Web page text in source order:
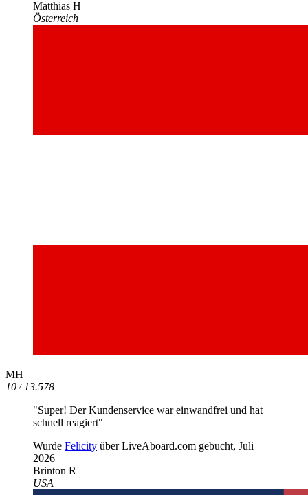
Matthias H
Österreich
MH
10/13.578
"Super! Der Kundenservice war einwandfrei und hat
schnell reagiert"
Wurde Felicity über LiveAboard.com gebucht, Juli
2026
Brinton R
USA